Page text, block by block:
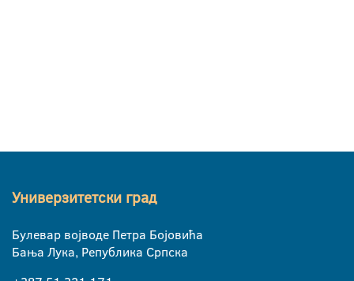
Универзитетски град
Булевар војводе Петра Бојовића
Бања Лука, Република Српска